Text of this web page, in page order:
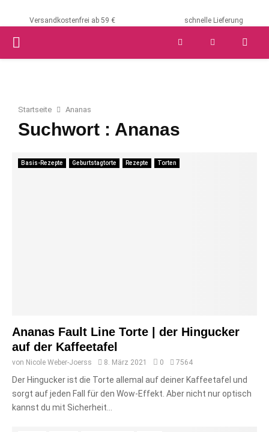
Versandkostenfrei ab 59 € schnelle Lieferung
PRIMARY
Startseite Ananas
Suchwort : Ananas
Basis-Rezepte Geburtstagtorte Rezepte Torten
Ananas Fault Line Torte | der Hingucker
auf der Kaffeetafel
von Nicole Weber-Joerss 8. März 2021 0 7564
Der Hingucker ist die Torte allemal auf deiner Kaffeetafel und
sorgt auf jeden Fall für den Wow-Effekt. Aber nicht nur optisch
kannst du mit Sicherheit...